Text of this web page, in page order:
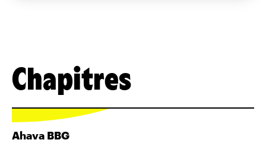
Chapitres
Ahava BBG